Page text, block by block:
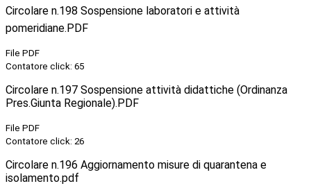
Circolare n.198 Sospensione laboratori e attività
pomeridiane.PDF
File PDF
Contatore click: 65
Circolare n.197 Sospensione attività didattiche (Ordinanza
Pres.Giunta Regionale).PDF
File PDF
Contatore click: 26
Circolare n.196 Aggiornamento misure di quarantena e
isolamento.pdf